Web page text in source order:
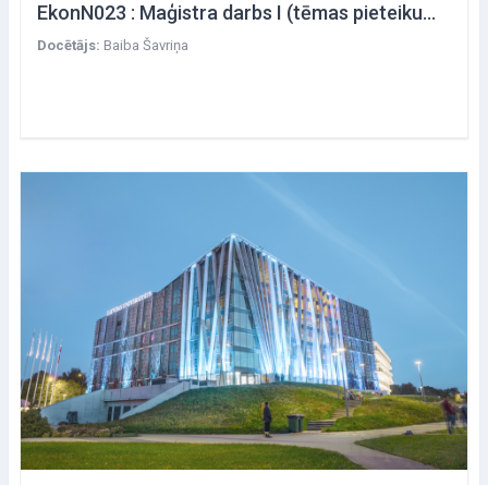
EkonN023 : Maģistra darbs I (tēmas pieteikums) / Starptautiskais bizness/
Docētājs: Baiba Šavriņa